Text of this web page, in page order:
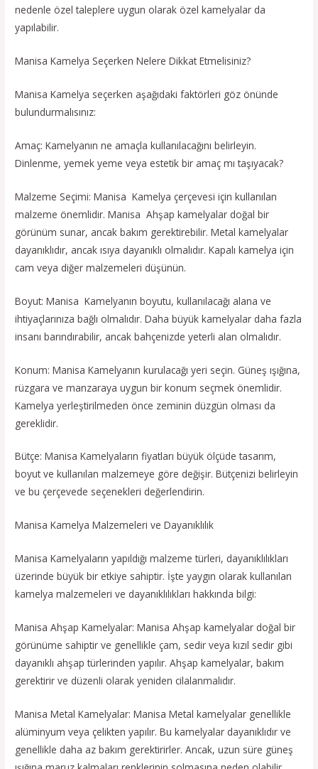
nedenle özel taleplere uygun olarak özel kamelyalar da
yapılabilir.
Manisa Kamelya Seçerken Nelere Dikkat Etmelisiniz?
Manisa Kamelya seçerken aşağıdaki faktörleri göz önünde
bulundurmalısınız:
Amaç: Kamelyanın ne amaçla kullanılacağını belirleyin.
Dinlenme, yemek yeme veya estetik bir amaç mı taşıyacak?
Malzeme Seçimi: Manisa Kamelya çerçevesi için kullanılan
malzeme önemlidir. Manisa Ahşap kamelyalar doğal bir
görünüm sunar, ancak bakım gerektirebilir. Metal kamelyalar
dayanıklıdır, ancak ısıya dayanıklı olmalıdır. Kapalı kamelya için
cam veya diğer malzemeleri düşünün.
Boyut: Manisa Kamelyanın boyutu, kullanılacağı alana ve
ihtiyaçlarınıza bağlı olmalıdır. Daha büyük kamelyalar daha fazla
insanı barındırabilir, ancak bahçenizde yeterli alan olmalıdır.
Konum: Manisa Kamelyanın kurulacağı yeri seçin. Güneş ışığına,
rüzgara ve manzaraya uygun bir konum seçmek önemlidir.
Kamelya yerleştirilmeden önce zeminin düzgün olması da
gereklidir.
Bütçe: Manisa Kamelyaların fiyatları büyük ölçüde tasarım,
boyut ve kullanılan malzemeye göre değişir. Bütçenizi belirleyin
ve bu çerçevede seçenekleri değerlendirin.
Manisa Kamelya Malzemeleri ve Dayanıklılık
Manisa Kamelyaların yapıldığı malzeme türleri, dayanıklılıkları
üzerinde büyük bir etkiye sahiptir. İşte yaygın olarak kullanılan
kamelya malzemeleri ve dayanıklılıkları hakkında bilgi:
Manisa Ahşap Kamelyalar: Manisa Ahşap kamelyalar doğal bir
görünüme sahiptir ve genellikle çam, sedir veya kızıl sedir gibi
dayanıklı ahşap türlerinden yapılır. Ahşap kamelyalar, bakım
gerektirir ve düzenli olarak yeniden cilalanmalıdır.
Manisa Metal Kamelyalar: Manisa Metal kamelyalar genellikle
alüminyum veya çelikten yapılır. Bu kamelyalar dayanıklıdır ve
genellikle daha az bakım gerektirirler. Ancak, uzun süre güneş